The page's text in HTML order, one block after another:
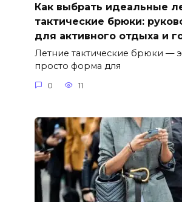
Как выбрать идеальные
тактические брюки:
для активного отдыха и
Летние тактические брюки —
просто форма для
0 11